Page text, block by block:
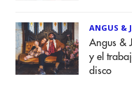
ANGUS &
Angus &
y el
disco